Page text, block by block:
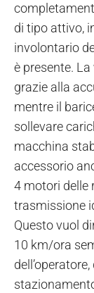
di tipo attivo,
involontario
è presente.
grazie alla
mentre il
sollevare
macchina
accessorio
4 motori delle
trasmissione
Questo vuol
10 km/ora